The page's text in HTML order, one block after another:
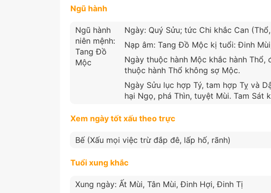
Ngũ hành
Ngũ hành
niên mệnh:
Tang Đồ
Mộc
Ngày: Quý Sửu; tức Chi khắc Can
Nạp âm: Tang Đồ Mộc kị tuổi: Đinh
Ngày thuộc hành Mộc khắc hành Thổ,
thuộc hành Thổ không sợ Mộc.
Ngày Sửu lục hợp Tý, tam hợp Tỵ và
hại Ngọ, phá Thìn, tuyệt Mùi. Tam Sát
Xem ngày tốt xấu theo trực
Bế (Xấu mọi việc trừ đắp đê, lấp hố, rãnh)
Tuổi xung khắc
Xung ngày: Ất Mùi, Tân Mùi, Đinh Hợi, Đinh Tị